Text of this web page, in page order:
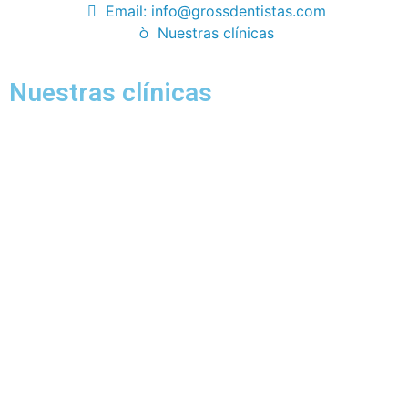
Email: info@grossdentistas.com
Nuestras clínicas
Nuestras clínicas